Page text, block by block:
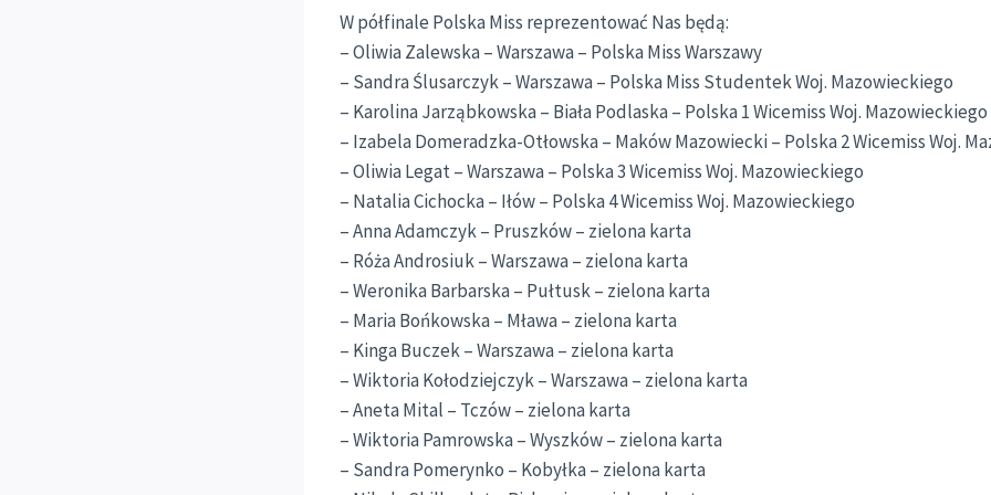
W półfinale Polska Miss reprezentować Nas będą:
– Oliwia Zalewska – Warszawa – Polska Miss Warszawy
– Sandra Ślusarczyk – Warszawa – Polska Miss Studentek Woj. Mazowieckiego
– Karolina Jarząbkowska – Biała Podlaska – Polska 1 Wicemiss Woj. Mazowieckiego
– Izabela Domeradzka-Otłowska – Maków Mazowiecki – Polska 2 Wicemiss Woj.
– Oliwia Legat – Warszawa – Polska 3 Wicemiss Woj. Mazowieckiego
– Natalia Cichocka – Iłów – Polska 4 Wicemiss Woj. Mazowieckiego
– Anna Adamczyk – Pruszków – zielona karta
– Róża Androsiuk – Warszawa – zielona karta
– Weronika Barbarska – Pułtusk – zielona karta
– Maria Bońkowska – Mława – zielona karta
– Kinga Buczek – Warszawa – zielona karta
– Wiktoria Kołodziejczyk – Warszawa – zielona karta
– Aneta Mital – Tczów – zielona karta
– Wiktoria Pamrowska – Wyszków – zielona karta
– Sandra Pomerynko – Kobyłka – zielona karta